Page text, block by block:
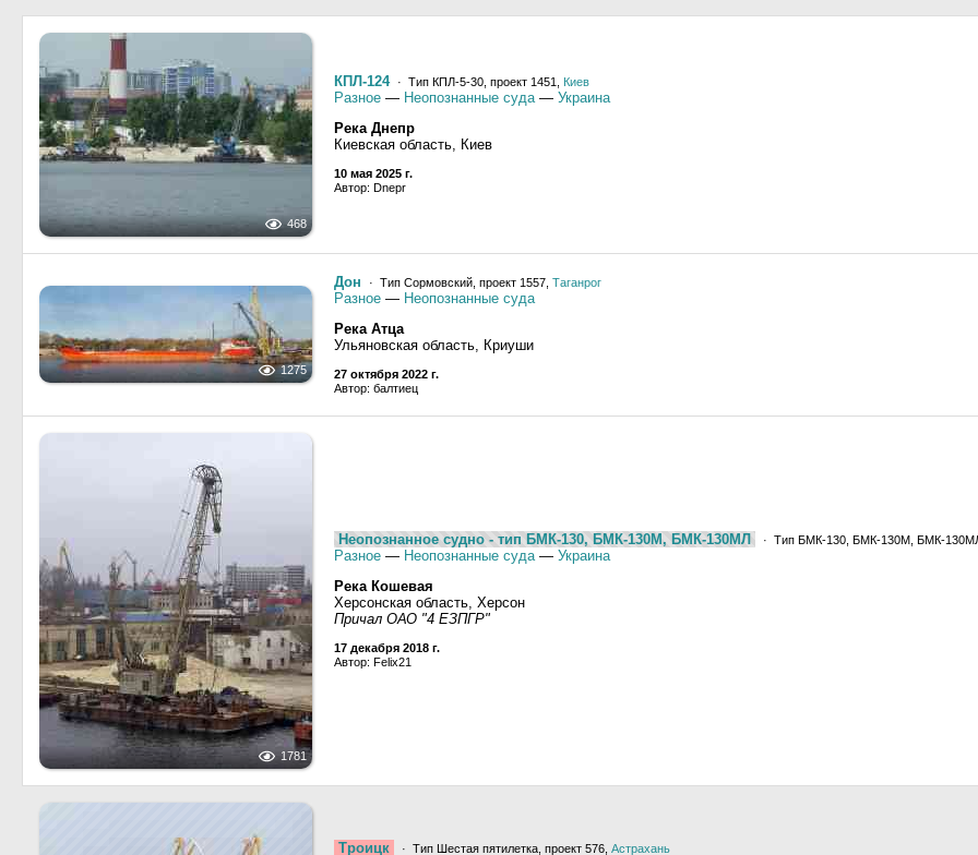
468
КПЛ-124 · Тип КПЛ-5-30, проект 1451, Киев
Разное — Неопознанные суда— Украина
Река Днепр
Киевская область, Киев
10 мая 2025 г.
Автор: Dnepr
1275
Дон · Тип Сормовский, проект 1557, Таганрог
Разное — Неопознанные суда
Река Атца
Ульяновская область, Криуши
27 октября 2022 г.
Автор: балтиец
1781
Неопознанное судно - тип БМК-130, БМК-130М, БМК-130МЛ · Тип БМК-130, БМК-130М, БМК-
Разное — Неопознанные суда— Украина
Река Кошевая
Херсонская область, Херсон
Причал ОАО "4 ЕЗПГР"
17 декабря 2018 г.
Автор: Felix21
Троицк · Тип Шестая пятилетка, проект 576, Астрахань